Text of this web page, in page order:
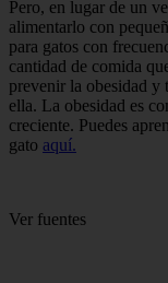
Pero, en lugar de un
alimentarlo con
para gatos con
cantidad de comida
prevenir la obesidad y
ella. La obesidad es
creciente. Puedes
gato aquí.
Ver fuentes